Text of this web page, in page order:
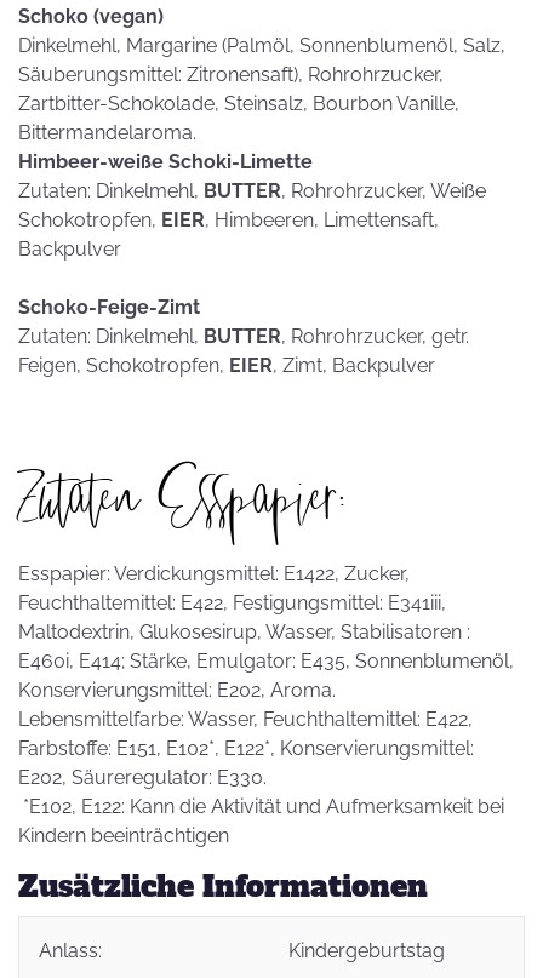
Schoko (vegan)
Dinkelmehl, Margarine (Palmöl, Sonnenblumenöl, Salz,
Säuberungsmittel: Zitronensaft), Rohrohrzucker,
Zartbitter-Schokolade, Steinsalz, Bourbon Vanille,
Bittermandelaroma.
Himbeer-weiße Schoki-Limette
Zutaten: Dinkelmehl, BUTTER, Rohrohrzucker, Weiße
Schokotropfen, EIER, Himbeeren, Limettensaft,
Backpulver
Schoko-Feige-Zimt
Zutaten: Dinkelmehl, BUTTER, Rohrohrzucker, getr.
Feigen, Schokotropfen, EIER, Zimt, Backpulver
Zutaten Esspapier:
Esspapier: Verdickungsmittel: E1422, Zucker,
Feuchthaltemittel: E422, Festigungsmittel: E341iii,
Maltodextrin, Glukosesirup, Wasser, Stabilisatoren :
E460i, E414; Stärke, Emulgator: E435, Sonnenblumenöl,
Konservierungsmittel: E202, Aroma.
Lebensmittelfarbe: Wasser, Feuchthaltemittel: E422,
Farbstoffe: E151, E102*, E122*, Konservierungsmittel:
E202, Säureregulator: E330.
*E102, E122: Kann die Aktivität und Aufmerksamkeit bei
Kindern beeinträchtigen
Zusätzliche Informationen
Anlass: Kindergeburtstag